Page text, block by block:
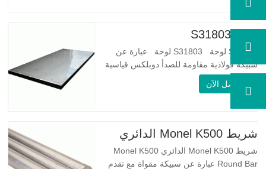
والمرونة جيدة جدًا، ومناسبة جدًا لصنع الربيع
S31803 لوحة S31803 لوحة عبارة عن
سبيكة فولاذية مقاومة للصدأ دوبلكس قياسية
على الوجهين. لديها بنية مجهرية من
من 34 مما يشير إلى أن مقاومة…
اتصل الآن
شريط Monel K500 الدائري
شريط Monel K500 الدائري Monel K500
Round Bar عبارة عن سبيكة مقواة مع تقدم